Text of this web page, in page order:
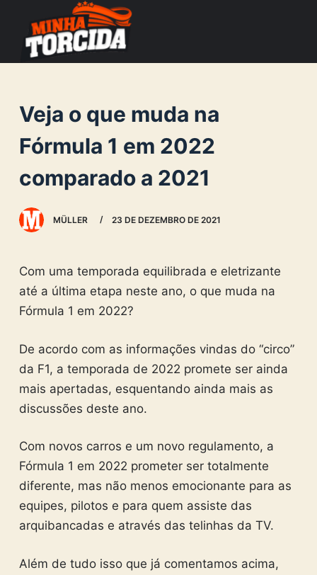
c
o
n
e
Veja o que muda na
Fórmula 1 em 2022
comparado a 2021
MÜLLER 23 DE DEZEMBRO DE 2021
Com uma temporada equilibrada e eletrizante
até a última etapa neste ano, o que muda na
Fórmula 1 em 2022?
De acordo com as informações vindas do “circo”
da F1, a temporada de 2022 promete ser ainda
mais apertadas, esquentando ainda mais as
discussões deste ano.
Com novos carros e um novo regulamento, a
Fórmula 1 em 2022 prometer ser totalmente
diferente, mas não menos emocionante para as
equipes, pilotos e para quem assiste das
arquibancadas e através das telinhas da TV.
Além de tudo isso que já comentamos acima,